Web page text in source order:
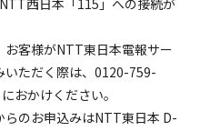
西日本「115」への接続が
客様がNTT東日本電報サー
いただく際は、0120-759-
おかけください。
らのお申込みはNTT東日本 D-